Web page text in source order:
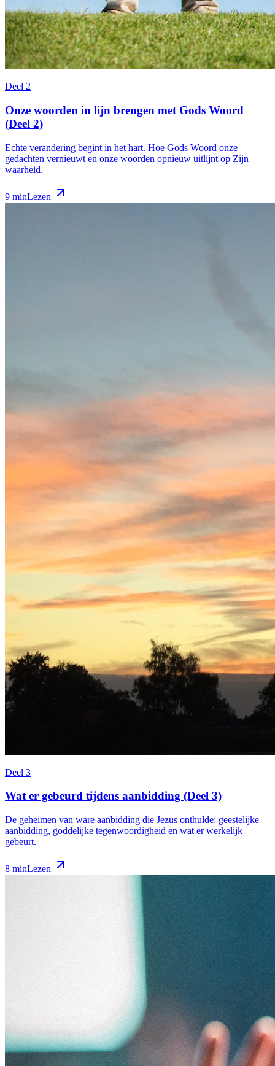
Deel 2
Onze woorden in lijn brengen met Gods Woord
(Deel 2)
Echte verandering begint in het hart. Hoe Gods Woord onze
gedachten vernieuwt en onze woorden opnieuw uitlijnt op Zijn
waarheid.
9 minLezen
Deel 3
Wat er gebeurd tijdens aanbidding (Deel 3)
De geheimen van ware aanbidding die Jezus onthulde: geestelijke
aanbidding, goddelijke tegenwoordigheid en wat er werkelijk
gebeurt.
8 minLezen